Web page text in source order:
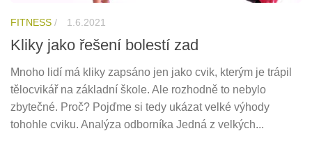
FITNESS / 1.6.2021
Kliky jako řešení bolestí zad
Mnoho lidí má kliky zapsáno jen jako cvik, kterým je trápil
tělocvikář na základní škole. Ale rozhodně to nebylo
zbytečné. Proč? Pojďme si tedy ukázat velké výhody
tohohle cviku. Analýza odborníka Jedná z velkých...